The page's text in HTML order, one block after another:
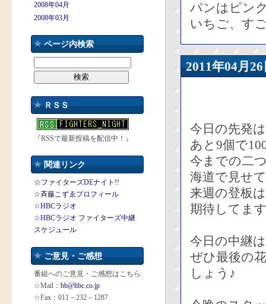
2008年04月
2008年03月
ページ内検索
ＲＳＳ
『RSSで最新投稿を配信中！』
関連リンク
☆ファイターズDEナイト!!
☆斉藤こずゑプロフィール
☆HBCラジオ
☆HBCラジオ ファイターズ中継
スケジュール
ご意見・ご感想
番組へのご意見・ご感想はこちら
☆Mail： bb@hbc.co.jp
☆Fax：011－232－1287
パンはピン
いちご、す
2011年04
今日の先発
あと9個で
今までの二
海道で見せ
来週の登板
期待してま
今日の中継
ぜひ最後の
しょう♪